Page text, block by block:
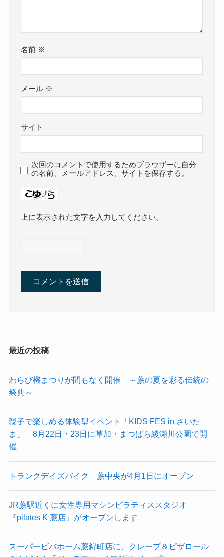
名前 ※
メール ※
サイト
次回のコメントで使用するためブラウザーに自分
の名前、メールアドレス、サイトを保存する。
上に表示された文字を入力してください。
最近の投稿
わらび機まつりが間もなく開催 ～蕨の夏を彩る伝統の
祭典～
親子で楽しめる体験型イベント「KIDS FES in さいた
ま」 8月22日・23日に草加・まつばら綾瀬川公園で開
催
トランクデイズバイク 蕨中央が4月1日にオープン
JR蕨駅近くに女性専用マシンピラティススタジオ
『pilates K 蕨店』がオープンします
スーパービバホーム蕨錦町店に、クレープ＆ピザロール